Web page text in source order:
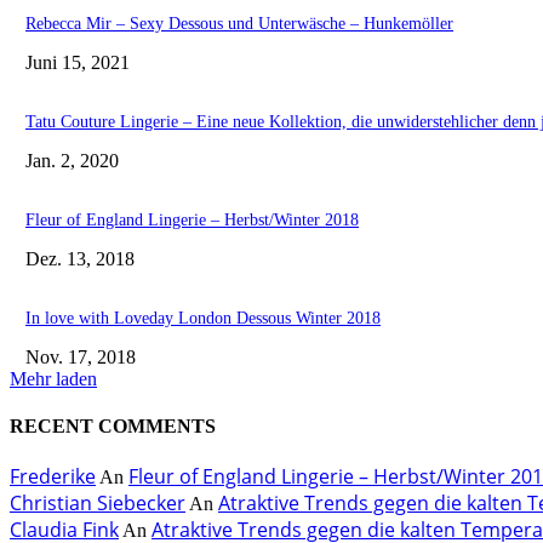
Rebecca Mir – Sexy Dessous und Unterwäsche – Hunkemöller
Juni 15, 2021
Tatu Couture Lingerie – Eine neue Kollektion, die unwiderstehlicher denn
Jan. 2, 2020
Fleur of England Lingerie – Herbst/Winter 2018
Dez. 13, 2018
In love with Loveday London Dessous Winter 2018
Nov. 17, 2018
Mehr laden
RECENT COMMENTS
Frederike An Fleur of England Lingerie – Herbst/Winter
Christian Siebecker An Atraktive Trends gegen die kalten
Claudia Fink An Atraktive Trends gegen die kalten